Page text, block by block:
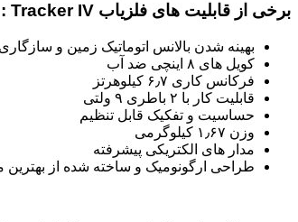
برخی از قابلیت های فلزیاب Tracker IV :
بهینه شدن بالانس اتوماتیک زمین و سازگاری
کویل های ۸ اینچی ضد آب
فرکانس کاری ۶٫۷ کیلوهرتز
قابلیت کار با ۲ باطری ۹ ولتی
حساسیت و تفکیک قابل تنظیم
وزن ۱٫۶۷ کیلوگرمی
مدار های الکتریکی پیشرفته
طراحی ارگونومیک و ساخته شده از بهترین